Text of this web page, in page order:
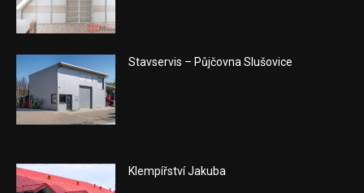
Stavservis – Půjčovna Slušovice
Klempířství Jakuba